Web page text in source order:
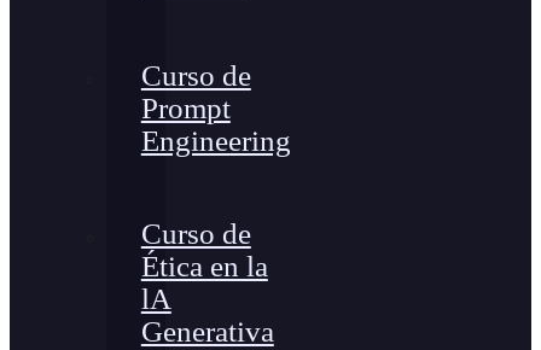
Curso de
Prompt
Engineering
Curso de
Ética en la
lA
Generativa